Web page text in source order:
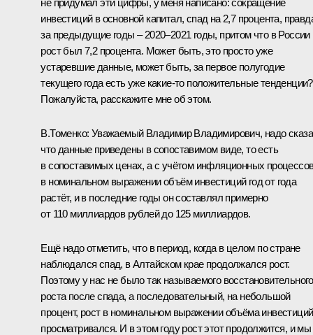
инвестиций в основной капитал, спад на 2,7 процента,
за предыдущие годы – 2020–2021 годы, притом что в России
рост был 7,2 процента. Может быть, это просто уже
устаревшие данные, может быть, за первое полугодие
текущего года есть уже какие-то положительные тенденции?
Пожалуйста, расскажите мне об этом.
В.Томенко: Уважаемый Владимир Владимирович, надо
что данные приведены в сопоставимом виде, то есть
в сопоставимых ценах, а с учётом инфляционных
в номинальном выражении объём инвестиций год от года
растёт, и в последние годы он составлял примерно
от 110 миллиардов рублей до 125 миллиардов.
Ещё надо отметить, что в период, когда в целом по стране
наблюдался спад, в Алтайском крае продолжался рост.
Поэтому у нас не было так называемого восстановительного
роста после спада, а последовательный, на небольшой
процент, рост в номинальном выражении объёма инвестиций
просматривался. И в этом году рост этот продолжится, и мы